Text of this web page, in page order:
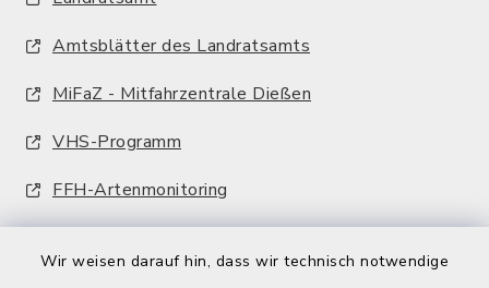
Wir weisen darauf hin, dass wir technisch notwendige
Amtsblätter des Landratsamts
MiFaZ - Mitfahrzentrale Dießen
VHS-Programm
FFH-Artenmonitoring